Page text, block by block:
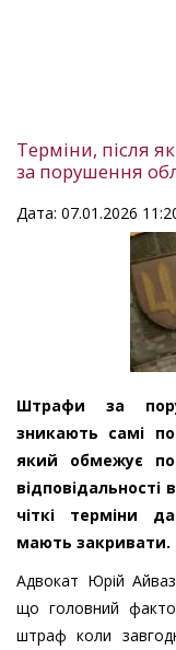
Терміни, після
за порушення
Дата: 07.01.2026
Штрафи за
зникають самі
який обмежує
відповідальності
чіткі терміни
мають закривати.
Адвокат Юрій
що головний
штраф коли